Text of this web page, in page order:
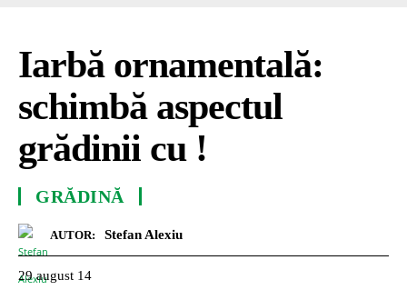
Iarbă ornamentală:
schimbă aspectul
grădinii cu !
GRĂDINĂ
AUTOR: Stefan Alexiu
29 august 14